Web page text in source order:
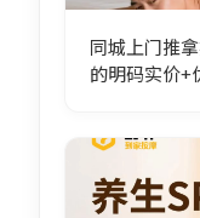
同城上门推
的明码实价+